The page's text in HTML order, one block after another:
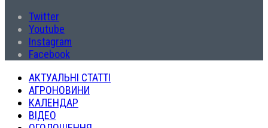
Twitter
Youtube
Instagram
Facebook
АКТУАЛЬНІ СТАТТІ
АГРОНОВИНИ
КАЛЕНДАР
ВІДЕО